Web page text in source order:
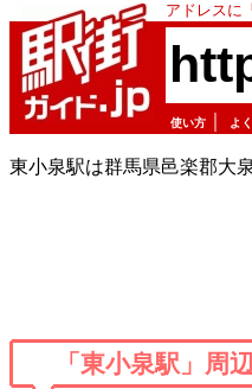
アドレスに
使い方 よ
東小泉駅は群馬県邑楽郡大
「東小泉駅」周